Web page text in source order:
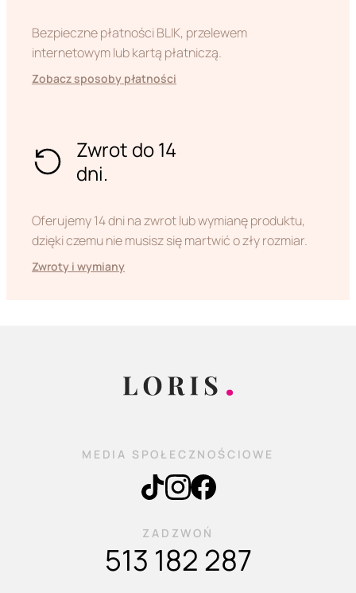
Bezpieczne płatności BLIK, przelewem
internetowym lub kartą płatniczą.
Zobacz sposoby płatności
Zwrot do 14
dni.
Oferujemy 14 dni na zwrot lub wymianę produktu,
dzięki czemu nie musisz się martwić o zły rozmiar.
Zwroty i wymiany
MEDIA SPOŁECZNOŚCIOWE
ZADZWOŃ
513 182 287